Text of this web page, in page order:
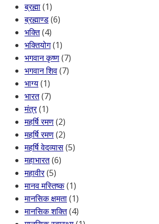
ब्रह्मा(1)
ब्रह्माण्ड(6)
भक्ति(4)
भक्तियोग(1)
भगवान कृष्ण(7)
भगवान शिव(7)
भाग्य(1)
भारत(7)
मंत्र(1)
महर्षि रमण(2)
महर्षि रमण(2)
महर्षि वेदव्यास(5)
महाभारत(6)
महावीर(5)
मानव मस्तिष्क(1)
मानसिक क्षमता(1)
मानसिक शक्ति(4)